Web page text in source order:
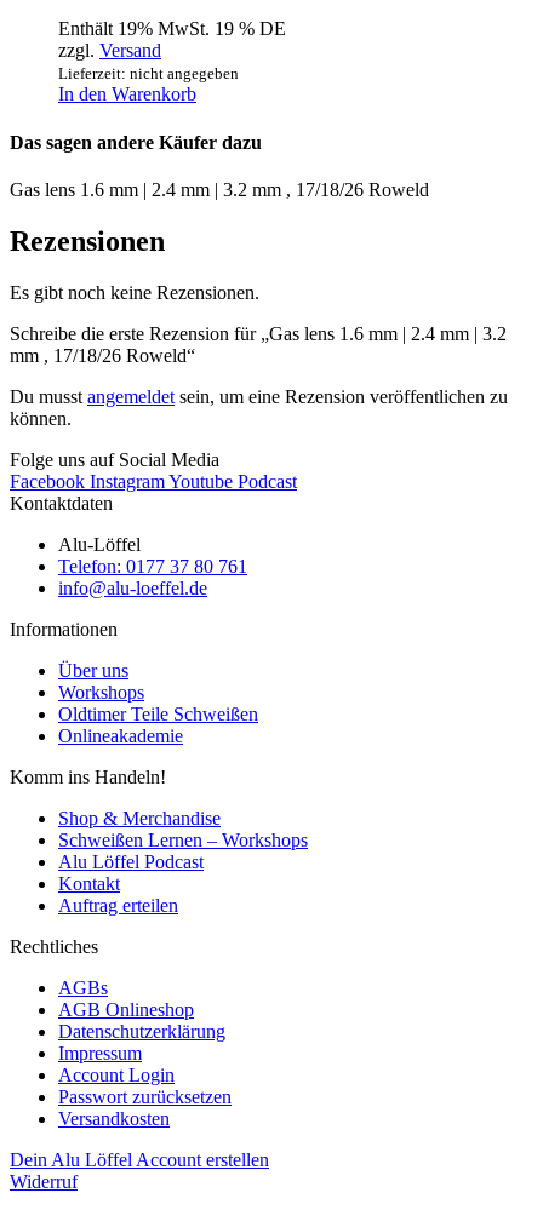
Enthält 19% MwSt. 19 % DE
zzgl. Versand
Lieferzeit: nicht angegeben
In den Warenkorb
Das sagen andere Käufer dazu
Gas lens 1.6 mm | 2.4 mm | 3.2 mm , 17/18/26 Roweld
Rezensionen
Es gibt noch keine Rezensionen.
Schreibe die erste Rezension für „Gas lens 1.6 mm | 2.4 mm | 3.2
mm , 17/18/26 Roweld“
Du musst angemeldet sein, um eine Rezension veröffentlichen zu
können.
Folge uns auf Social Media
Facebook InstagramYoutube Podcast
Kontaktdaten
Alu-Löffel
Telefon: 0177 37 80 761
info@alu-loeffel.de
Informationen
Über uns
Workshops
Oldtimer Teile Schweißen
Onlineakademie
Komm ins Handeln!
Shop & Merchandise
Schweißen Lernen – Workshops
Alu Löffel Podcast
Kontakt
Auftrag erteilen
Rechtliches
AGBs
AGB Onlineshop
Datenschutzerklärung
Impressum
Account Login
Passwort zurücksetzen
Versandkosten
Dein Alu Löffel Account erstellen
Widerruf